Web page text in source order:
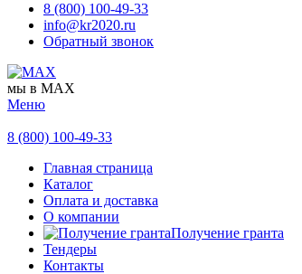
8 (800) 100-49-33
info@kr2020.ru
Обратный звонок
мы в MAX
Меню
8 (800) 100-49-33
Главная страница
Каталог
Оплата и доставка
О компании
Получение гранта
Тендеры
Контакты